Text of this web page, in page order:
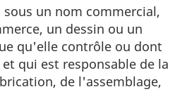
un nom commercial,
un dessin ou un
qu'elle contrôle ou dont
qui est responsable de la
de l'assemblage,